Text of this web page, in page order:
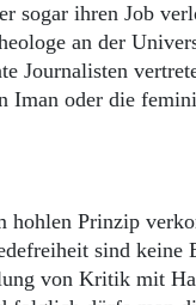
sogar ihren Job
an der
Journalisten
Iman oder die
Prinzip
sind
von Kritik mit